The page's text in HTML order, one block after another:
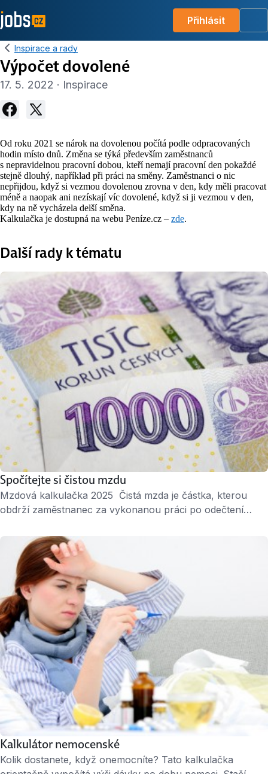
Přihlásit
Inspirace a rady
Výpočet dovolené
17. 5. 2022 · Inspirace
Od roku 2021 se nárok na dovolenou počítá podle odpracovaných
hodin místo dnů. Změna se týká především zaměstnanců
s nepravidelnou pracovní dobou, kteří nemají pracovní den pokaždé
stejně dlouhý, například při práci na směny. Zaměstnanci o nic
nepřijdou, když si vezmou dovolenou zrovna v den, kdy měli pracovat
méně a naopak ani nezískají víc dovolené, když si ji vezmou v den,
kdy na ně vycházela delší směna.
Kalkulačka je dostupná na webu Peníze.cz – zde.
Další rady k tématu
Spočítejte si čistou mzdu
Mzdová kalkulačka 2025 Čistá mzda je částka, kterou
obdrží zaměstnanec za vykonanou práci po odečtení
určena v pracovní smlouvě nebo mzdovém výměře,
zatímco u čisté mzdy jde o částku, kterou skutečně
dostanete na účet. Chcete vědět, kolik vám každý měsíc
přijde na účet? Spočítejte si to …
Kalkulátor nemocenské
Kolik dostanete, když onemocníte? Tato kalkulačka